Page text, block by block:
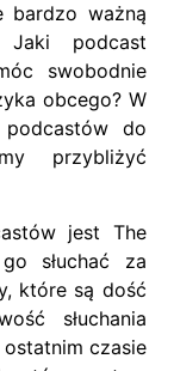
bardzo ważną
Jaki podcast
swobodnie
obcego? W
do
przybliżyć
jest The
słuchać za
które są dość
słuchania
czasie